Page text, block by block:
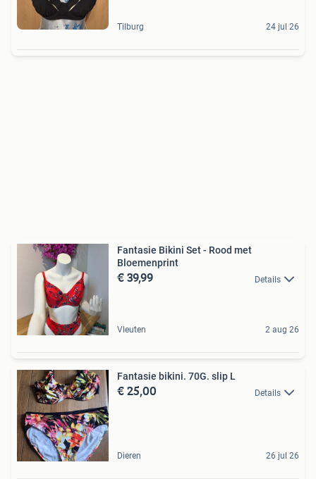
Tilburg 24 jul 26
Fantasie Bikini Set - Rood met
Bloemenprint
€ 39,99 Details
Vleuten 2 aug 26
Fantasie bikini. 70G. slip L
€ 25,00 Details
Dieren 26 jul 26